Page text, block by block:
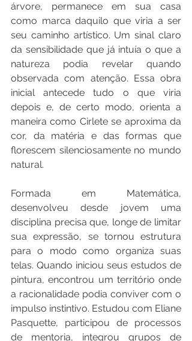
árvore, permanece em sua casa
como marca daquilo que viria a ser
seu caminho artístico. Um sinal claro
da sensibilidade que já intuía o que a
natureza podia revelar quando
observada com atenção. Essa obra
inicial antecede tudo o que viria
depois e, de certo modo, orienta a
maneira como Cirlete se aproxima da
cor, da matéria e das formas que
florescem silenciosamente no mundo
natural.
Formada em Matemática,
desenvolveu desde jovem uma
disciplina precisa que, longe de limitar
sua expressão, se tornou estrutura
para o modo como organiza suas
telas. Quando iniciou seus estudos de
pintura, encontrou um território onde
a racionalidade podia conviver com o
impulso instintivo. Estudou com Eliane
Pasquette, participou de processos
de mentoria, integrou grupos de